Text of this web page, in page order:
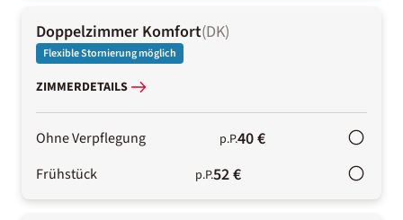
Doppelzimmer Komfort(DK)
Flexible Stornierung möglich
ZIMMERDETAILS
Ohne Verpflegung p.P.40 €
Frühstück p.P.52 €